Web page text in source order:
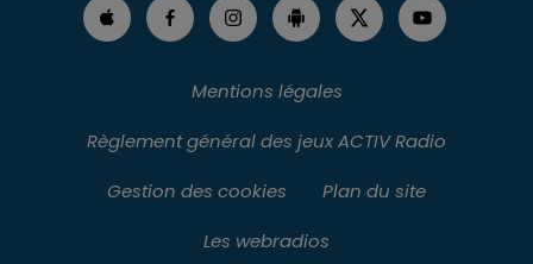
Mentions légales
Règlement général des jeux ACTIV Radio
Gestion des cookies
Plan du site
Les webradios